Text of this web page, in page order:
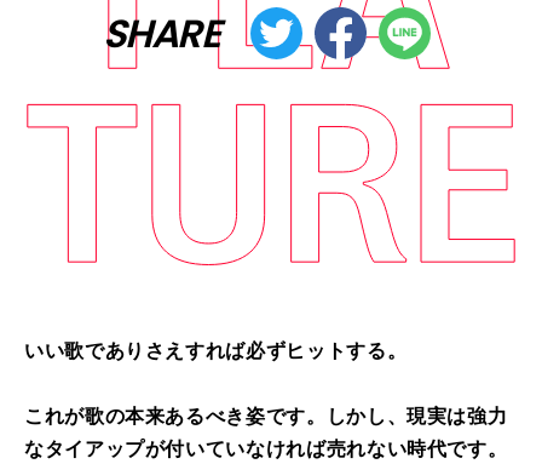
SHARE
いい歌でありさえすれば必ずヒットする。
これが歌の本来あるべき姿です。しかし、現実は強力
なタイアップが付いていなければ売れない時代です。